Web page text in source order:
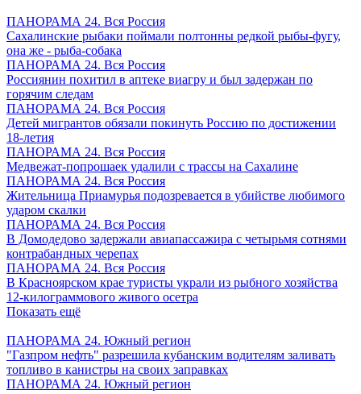
ПАНОРАМА 24. Вся Россия
Сахалинские рыбаки поймали полтонны редкой рыбы-фугу,
она же - рыба-собака
ПАНОРАМА 24. Вся Россия
Россиянин похитил в аптеке виагру и был задержан по
горячим следам
ПАНОРАМА 24. Вся Россия
Детей мигрантов обязали покинуть Россию по достижении
18-летия
ПАНОРАМА 24. Вся Россия
Медвежат-попрошаек удалили с трассы на Сахалине
ПАНОРАМА 24. Вся Россия
Жительница Приамурья подозревается в убийстве любимого
ударом скалки
ПАНОРАМА 24. Вся Россия
В Домодедово задержали авиапассажира с четырьмя сотнями
контрабандных черепах
ПАНОРАМА 24. Вся Россия
В Красноярском крае туристы украли из рыбного хозяйства
12-килограммового живого осетра
Показать ещё
ПАНОРАМА 24. Южный регион
"Газпром нефть" разрешила кубанским водителям заливать
топливо в канистры на своих заправках
ПАНОРАМА 24. Южный регион